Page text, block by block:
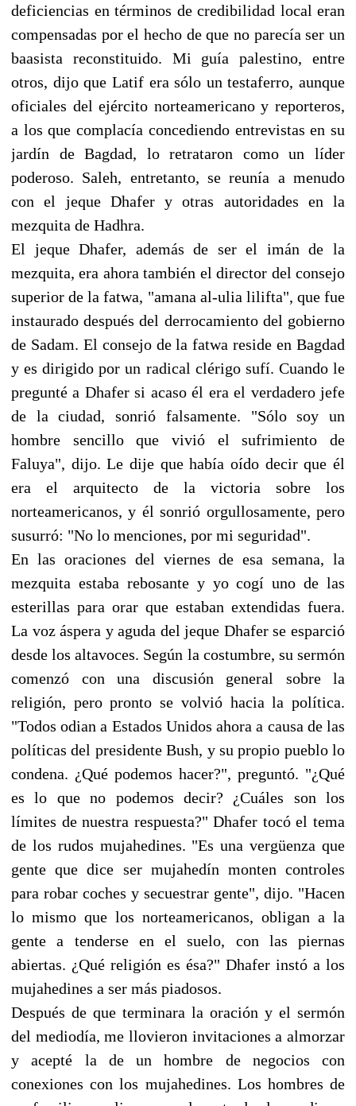
deficiencias en términos de credibilidad local eran
compensadas por el hecho de que no parecía ser un
baasista reconstituido. Mi guía palestino, entre
otros, dijo que Latif era sólo un testaferro, aunque
oficiales del ejército norteamericano y reporteros,
a los que complacía concediendo entrevistas en su
jardín de Bagdad, lo retrataron como un líder
poderoso. Saleh, entretanto, se reunía a menudo
con el jeque Dhafer y otras autoridades en la
mezquita de Hadhra.
El jeque Dhafer, además de ser el imán de la
mezquita, era ahora también el director del consejo
superior de la fatwa, "amana al-ulia lilifta", que fue
instaurado después del derrocamiento del gobierno
de Sadam. El consejo de la fatwa reside en Bagdad
y es dirigido por un radical clérigo sufí. Cuando le
pregunté a Dhafer si acaso él era el verdadero jefe
de la ciudad, sonrió falsamente. "Sólo soy un
hombre sencillo que vivió el sufrimiento de
Faluya", dijo. Le dije que había oído decir que él
era el arquitecto de la victoria sobre los
norteamericanos, y él sonrió orgullosamente, pero
susurró: "No lo menciones, por mi seguridad".
En las oraciones del viernes de esa semana, la
mezquita estaba rebosante y yo cogí uno de las
esterillas para orar que estaban extendidas fuera.
La voz áspera y aguda del jeque Dhafer se esparció
desde los altavoces. Según la costumbre, su sermón
comenzó con una discusión general sobre la
religión, pero pronto se volvió hacia la política.
"Todos odian a Estados Unidos ahora a causa de las
políticas del presidente Bush, y su propio pueblo lo
condena. ¿Qué podemos hacer?", preguntó. "¿Qué
es lo que no podemos decir? ¿Cuáles son los
límites de nuestra respuesta?" Dhafer tocó el tema
de los rudos mujahedines. "Es una vergüenza que
gente que dice ser mujahedín monten controles
para robar coches y secuestrar gente", dijo. "Hacen
lo mismo que los norteamericanos, obligan a la
gente a tenderse en el suelo, con las piernas
abiertas. ¿Qué religión es ésa?" Dhafer instó a los
mujahedines a ser más piadosos.
Después de que terminara la oración y el sermón
del mediodía, me llovieron invitaciones a almorzar
y acepté la de un hombre de negocios con
conexiones con los mujahedines. Los hombres de